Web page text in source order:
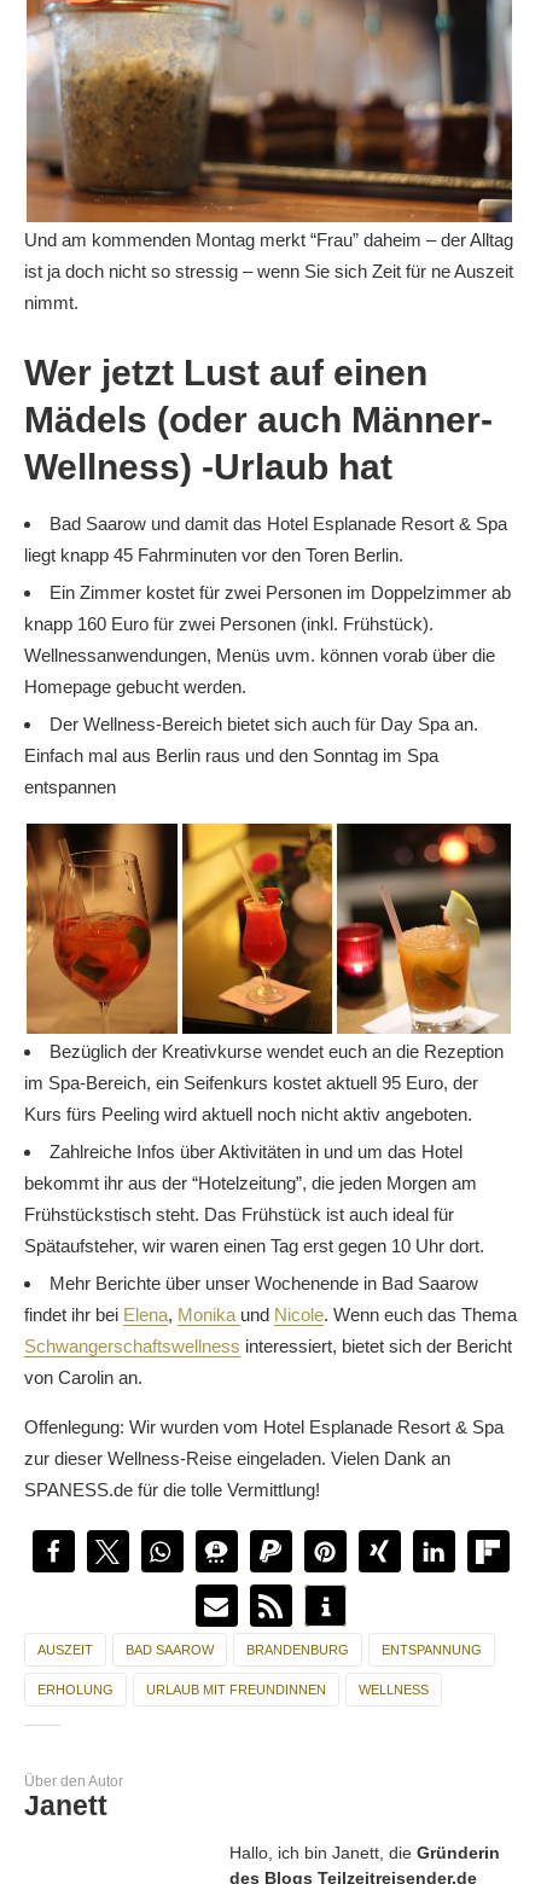
Und am kommenden Montag merkt “Frau” daheim – der Alltag
ist ja doch nicht so stressig – wenn Sie sich Zeit für ne Auszeit
nimmt.
Wer jetzt Lust auf einen
Mädels (oder auch Männer-
Wellness) -Urlaub hat
Bad Saarow und damit das Hotel Esplanade Resort & Spa
liegt knapp 45 Fahrminuten vor den Toren Berlin.
Ein Zimmer kostet für zwei Personen im Doppelzimmer ab
knapp 160 Euro für zwei Personen (inkl. Frühstück).
Wellnessanwendungen, Menüs uvm. können vorab über die
Homepage gebucht werden.
Der Wellness-Bereich bietet sich auch für Day Spa an.
Einfach mal aus Berlin raus und den Sonntag im Spa
entspannen
Bezüglich der Kreativkurse wendet euch an die Rezeption
im Spa-Bereich, ein Seifenkurs kostet aktuell 95 Euro, der
Kurs fürs Peeling wird aktuell noch nicht aktiv angeboten.
Zahlreiche Infos über Aktivitäten in und um das Hotel
bekommt ihr aus der “Hotelzeitung”, die jeden Morgen am
Frühstückstisch steht. Das Frühstück ist auch ideal für
Spätaufsteher, wir waren einen Tag erst gegen 10 Uhr dort.
Mehr Berichte über unser Wochenende in Bad Saarow
findet ihr bei Elena, Monika und Nicole. Wenn euch das Thema
Schwangerschaftswellness interessiert, bietet sich der Bericht
von Carolin an.
Offenlegung: Wir wurden vom Hotel Esplanade Resort & Spa
zur dieser Wellness-Reise eingeladen. Vielen Dank an
SPANESS.de für die tolle Vermittlung!
AUSZEIT BAD SAAROW BRANDENBURG ENTSPANNUNG
ERHOLUNG URLAUB MIT FREUNDINNEN WELLNESS
Über den Autor
Janett
Hallo, ich bin Janett, die Gründerin
des Blogs Teilzeitreisender.de